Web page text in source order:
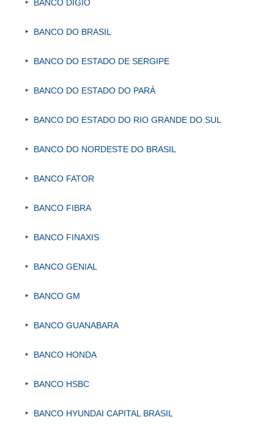
BANCO DIGIO
BANCO DO BRASIL
BANCO DO ESTADO DE SERGIPE
BANCO DO ESTADO DO PARÁ
BANCO DO ESTADO DO RIO GRANDE DO SUL
BANCO DO NORDESTE DO BRASIL
BANCO FATOR
BANCO FIBRA
BANCO FINAXIS
BANCO GENIAL
BANCO GM
BANCO GUANABARA
BANCO HONDA
BANCO HSBC
BANCO HYUNDAI CAPITAL BRASIL